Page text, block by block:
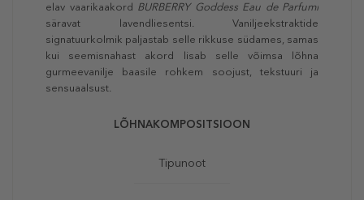
elav vaarikaakord BURBERRY Goddess Eau de Parfumi
säravat lavendliesentsi. Vaniljeekstraktide
signatuurkolmik paljastab selle rikkuse südames, samas
kui seemisnahast akord lisab selle võimsa lõhna
gurmeevanilje baasile rohkem soojust, tekstuuri ja
sensuaalsust.
LÕHNAKOMPOSITSIOON
Tipunoot